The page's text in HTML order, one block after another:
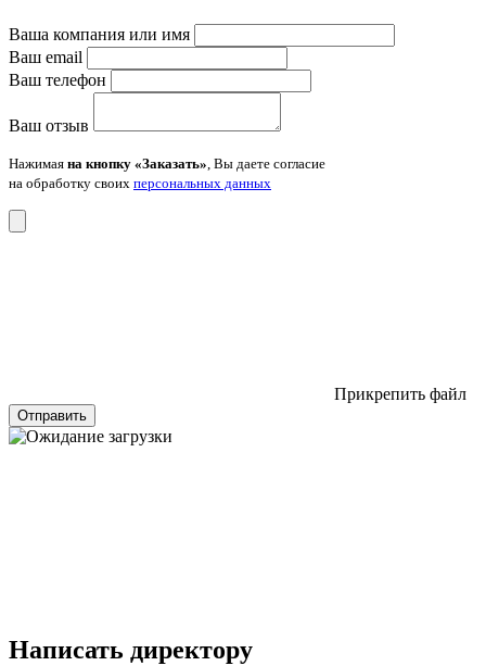
Ваша компания или имя
Ваш email
Ваш телефон
Ваш отзыв
Нажимая на кнопку «Заказать», Вы даете согласие
на обработку своих персональных данных
Прикрепить файл
Отправить
Написать директору